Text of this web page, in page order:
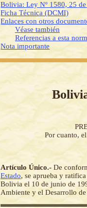
Bolivia: Ley Nº 1580, 25
Ficha Técnica (DCMI)
Enlaces con otros
Véase también
Referencias a esta
Nota importante
Por cuanto,
Artículo Único.- De
Estado, se aprueba y
Bolivia el 10 de junio de
Ambiente y el Desarrollo